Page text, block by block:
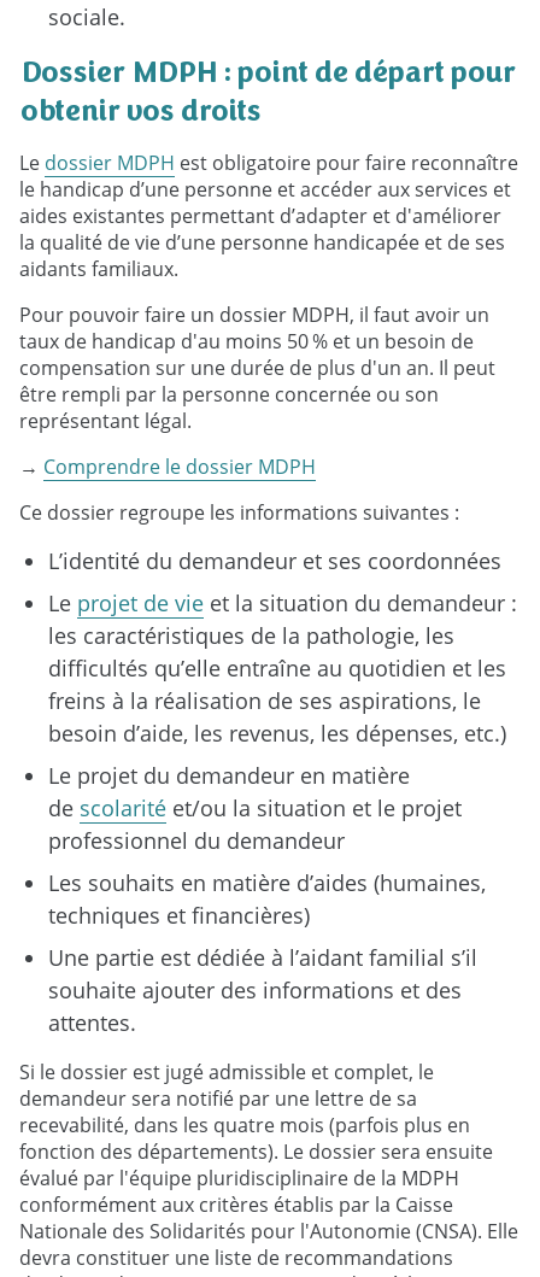
sociale.
Dossier MDPH : point de départ pour
obtenir vos droits
Le dossier MDPH est obligatoire pour faire reconnaître
le handicap d’une personne et accéder aux services et
aides existantes permettant d’adapter et d'améliorer
la qualité de vie d’une personne handicapée et de ses
aidants familiaux.
Pour pouvoir faire un dossier MDPH, il faut avoir un
taux de handicap d'au moins 50 % et un besoin de
compensation sur une durée de plus d'un an. Il peut
être rempli par la personne concernée ou son
représentant légal.
→ Comprendre le dossier MDPH
Ce dossier regroupe les informations suivantes :
L’identité du demandeur et ses coordonnées
Le projet de vie et la situation du demandeur :
les caractéristiques de la pathologie, les
difficultés qu’elle entraîne au quotidien et les
freins à la réalisation de ses aspirations, le
besoin d’aide, les revenus, les dépenses, etc.)
Le projet du demandeur en matière
de scolarité et/ou la situation et le projet
professionnel du demandeur
Les souhaits en matière d’aides (humaines,
techniques et financières)
Une partie est dédiée à l’aidant familial s’il
souhaite ajouter des informations et des
attentes.
Si le dossier est jugé admissible et complet, le
demandeur sera notifié par une lettre de sa
recevabilité, dans les quatre mois (parfois plus en
fonction des départements). Le dossier sera ensuite
évalué par l'équipe pluridisciplinaire de la MDPH
conformément aux critères établis par la Caisse
Nationale des Solidarités pour l'Autonomie (CNSA). Elle
devra constituer une liste de recommandations